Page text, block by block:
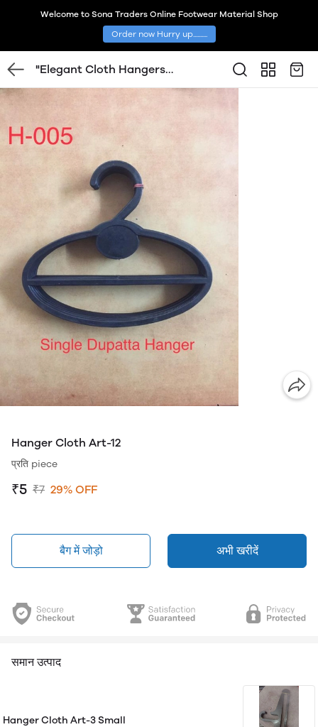
Welcome to Sona Traders Online Footwear Material Shop
Order now Hurry up..........
"Elegant Cloth Hangers
Collection"
Hanger Cloth Art-12
प्रति piece
₹5 ₹7 29% OFF
बैग में जोड़ो अभी खरीदें
समान उत्पाद
Hanger Cloth Art-3 Small